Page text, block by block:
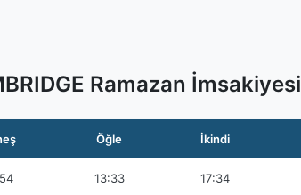
Ramazan İmsakiyesi
Öğle İkindi
13:33 17:34